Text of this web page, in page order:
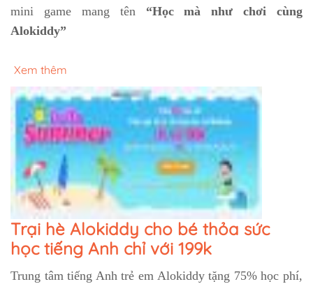
mini game mang tên “Học mà như chơi cùng
Alokiddy”
Xem thêm
Trại hè Alokiddy cho bé thỏa sức
học tiếng Anh chỉ với 199k
Trung tâm tiếng Anh trẻ em Alokiddy tặng 75% học phí,